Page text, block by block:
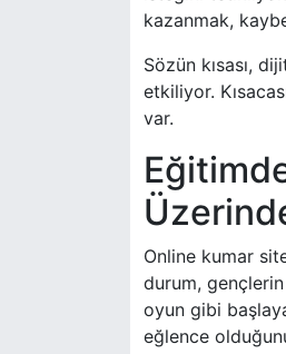
kazanmak,
Sözün kısası,
etkiliyor.
var.
Online kumar
durum,
oyun gibi
eğlence